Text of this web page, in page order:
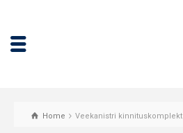
Home Veekanistri kinnituskomplekt